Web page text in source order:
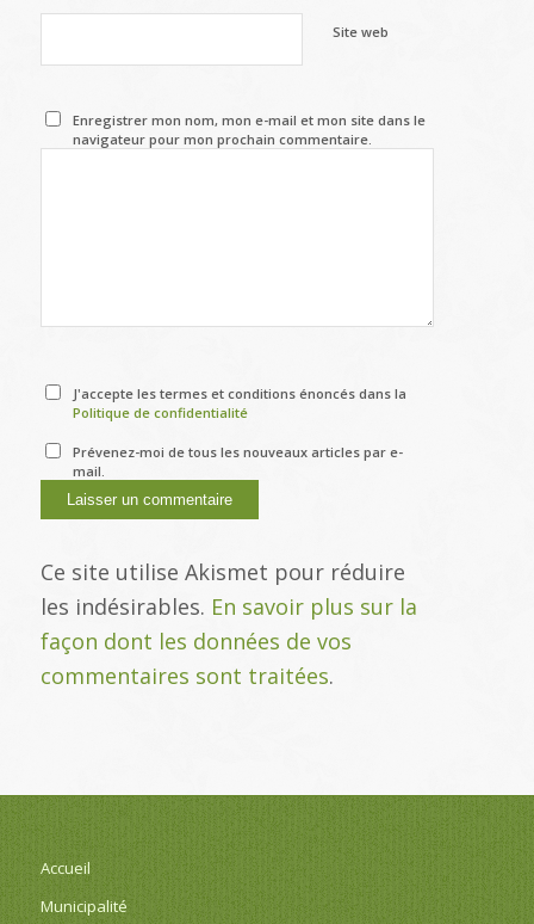
Site web
Enregistrer mon nom, mon e-mail et mon site dans le
navigateur pour mon prochain commentaire.
J'accepte les termes et conditions énoncés dans la
Politique de confidentialité
Prévenez-moi de tous les nouveaux articles par e-
mail.
Ce site utilise Akismet pour réduire
les indésirables. En savoir plus sur la
façon dont les données de vos
commentaires sont traitées.
Accueil
Municipalité